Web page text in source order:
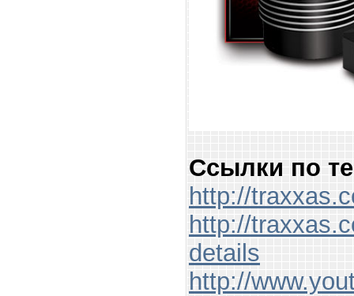
Ссылки по
http://
http://
details
http://